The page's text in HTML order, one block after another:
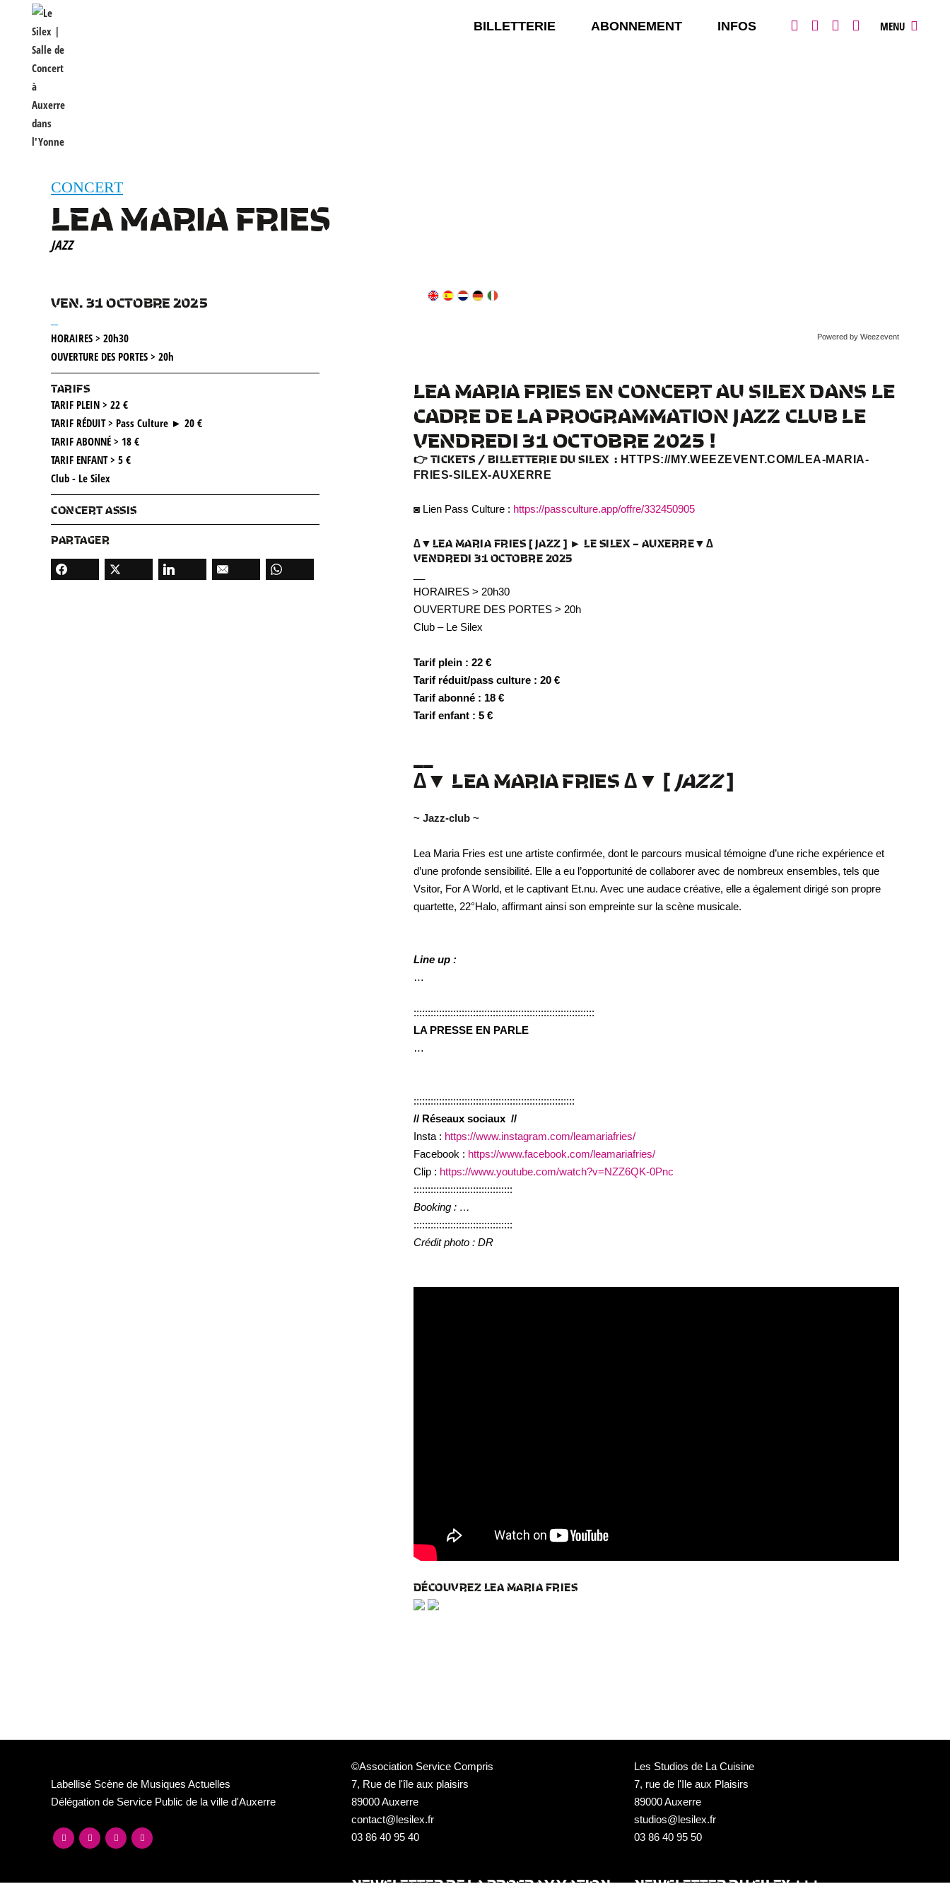
MENU
BILLETTERIE ABONNEMENT INFOS
CONCERT
LEA MARIA FRIES
JAZZ
VEN. 31 OCTOBRE 2025
HORAIRES > 20h30
OUVERTURE DES PORTES > 20h
TARIFS
TARIF PLEIN > 22 €
TARIF RÉDUIT > Pass Culture ► 20 €
TARIF ABONNÉ > 18 €
TARIF ENFANT > 5 €
Club - Le Silex
CONCERT ASSIS
PARTAGER
Powered by Weezevent
LEA MARIA FRIES EN CONCERT AU SILEX DANS LE
CADRE DE LA PROGRAMMATION JAZZ CLUB LE
VENDREDI 31 OCTOBRE 2025 !
👉TICKETS / BILLETTERIE DU SILEX : HTTPS://MY.WEEZEVENT.COM/LEA-MARIA-
FRIES-SILEX-AUXERRE
◙ Lien Pass Culture : https://passculture.app/offre/332450905
∆▼LEA MARIA FRIES [ JAZZ ] ► LE SILEX – AUXERRE▼∆
VENDREDI 31 OCTOBRE 2025
HORAIRES > 20h30
OUVERTURE DES PORTES > 20h
Club – Le Silex
Tarif plein : 22 €
Tarif réduit/pass culture : 20 €
Tarif abonné : 18 €
Tarif enfant : 5 €
∆▼ LEA MARIA FRIES∆▼ [JAZZ]
~ Jazz-club ~
Lea Maria Fries est une artiste confirmée, dont le parcours musical témoigne d’une riche expérience et
d’une profonde sensibilité. Elle a eu l’opportunité de collaborer avec de nombreux ensembles, tels que
Vsitor, For A World, et le captivant Et.nu. Avec une audace créative, elle a également dirigé son propre
quartette, 22°Halo, affirmant ainsi son empreinte sur la scène musicale.
Line up :
…
::::::::::::::::::::::::::::::::::::::::::::::::::::::::::::::::
LA PRESSE EN PARLE
…
:::::::::::::::::::::::::::::::::::::::::::::::::::::::::
// Réseaux sociaux //
Insta : https://www.instagram.com/leamariafries/
Facebook : https://www.facebook.com/leamariafries/
Clip : https://www.youtube.com/watch?v=NZZ6QK-0Pnc
:::::::::::::::::::::::::::::::::::
Booking : …
:::::::::::::::::::::::::::::::::::
Crédit photo : DR
DÉCOUVREZ LEA MARIA FRIES
Labellisé Scène de Musiques Actuelles
Délégation de Service Public de la ville d'Auxerre
©Association Service Compris
7, Rue de l'île aux plaisirs
89000 Auxerre
contact@lesilex.fr
03 86 40 95 40
NEWSLETTER DE LA PROGRAMMATION
Les Studios de La Cuisine
7, rue de l'Ile aux Plaisirs
89000 Auxerre
studios@lesilex.fr
03 86 40 95 50
NEWSLETTER DU SILEX +++